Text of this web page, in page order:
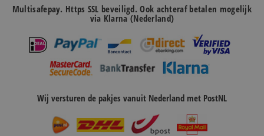
Multisafepay. Https SSL beveiligd. Ook achteraf betalen mogelijk
via Klarna (Nederland)
Wij versturen de pakjes vanuit Nederland met PostNL